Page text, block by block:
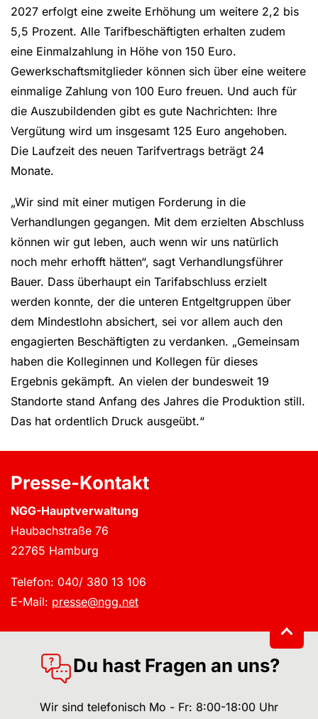
2027 erfolgt eine zweite Erhöhung um weitere 2,2 bis
5,5 Prozent. Alle Tarifbeschäftigten erhalten zudem
eine Einmalzahlung in Höhe von 150 Euro.
Gewerkschaftsmitglieder können sich über eine weitere
einmalige Zahlung von 100 Euro freuen. Und auch für
die Auszubildenden gibt es gute Nachrichten: Ihre
Vergütung wird um insgesamt 125 Euro angehoben.
Die Laufzeit des neuen Tarifvertrags beträgt 24
Monate.
„Wir sind mit einer mutigen Forderung in die
Verhandlungen gegangen. Mit dem erzielten Abschluss
können wir gut leben, auch wenn wir uns natürlich
noch mehr erhofft hätten“, sagt Verhandlungsführer
Bauer. Dass überhaupt ein Tarifabschluss erzielt
werden konnte, der die unteren Entgeltgruppen über
dem Mindestlohn absichert, sei vor allem auch den
engagierten Beschäftigten zu verdanken. „Gemeinsam
haben die Kolleginnen und Kollegen für dieses
Ergebnis gekämpft. An vielen der bundesweit 19
Standorte stand Anfang des Jahres die Produktion still.
Das hat ordentlich Druck ausgeübt.“
Presse-Kontakt
NGG-Hauptverwaltung
Haubachstraße 76
22765 Hamburg
Telefon: 040/ 380 13 106
E-Mail: presse@ngg.net
Du hast Fragen an uns?
Wir sind telefonisch Mo - Fr: 8:00-18:00 Uhr